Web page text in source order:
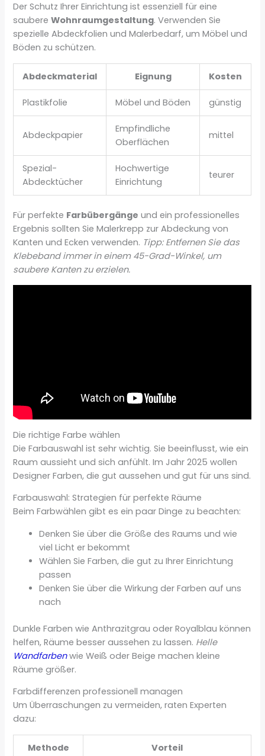
Der Schutz Ihrer Einrichtung ist essenziell für eine
saubereWohnraumgestaltung. Verwenden Sie
spezielle Abdeckfolien und Malerbedarf, um Möbel und
Böden zu schützen.
Abdeckmaterial Eignung Kosten
Plastikfolie Möbel und Böden günstig
Abdeckpapier
Empfindliche
Oberflächen
mittel
Spezial-
Abdecktücher
Hochwertige
Einrichtung
teurer
Für perfekte Farbübergänge und ein professionelles
Ergebnis sollten Sie Malerkrepp zur Abdeckung von
Kanten und Ecken verwenden. Tipp: Entfernen Sie das
Klebeband immer in einem 45-Grad-Winkel, um
saubere Kanten zu erzielen.
Die richtige Farbe wählen
Die Farbauswahl ist sehr wichtig. Sie beeinflusst, wie ein
Raum aussieht und sich anfühlt. Im Jahr 2025 wollen
Designer Farben, die gut aussehen und gut für uns sind.
Farbauswahl: Strategien für perfekte Räume
Beim Farbwählen gibt es ein paar Dinge zu beachten:
Denken Sie über die Größe des Raums und wie
viel Licht er bekommt
Wählen Sie Farben, die gut zu Ihrer Einrichtung
passen
Denken Sie über die Wirkung der Farben auf uns
nach
Dunkle Farben wie Anthrazitgrau oder Royalblau können
helfen, Räume besser aussehen zu lassen. Helle
Wandfarbenwie Weiß oder Beige machen kleine
Räume größer.
Farbdifferenzen professionell managen
Um Überraschungen zu vermeiden, raten Experten
dazu:
Methode Vorteil